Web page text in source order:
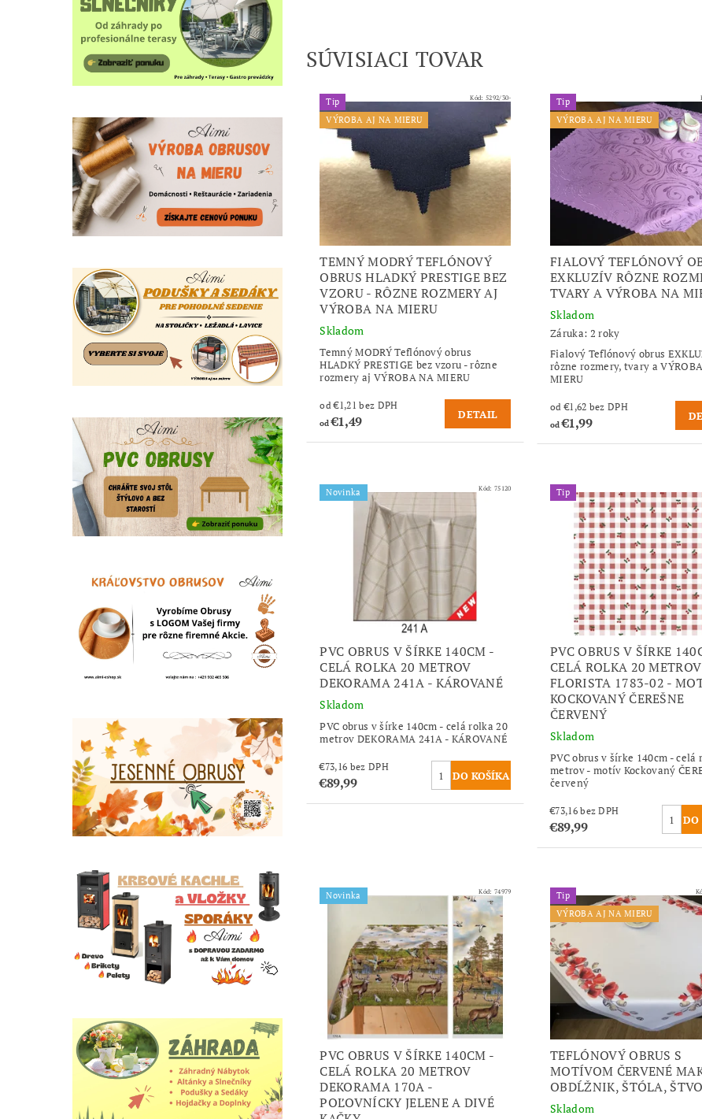
SÚVISIACI TOVAR
Tip
VÝROBA AJ NA MIERU
Kód: 5292/30-
TEMNÝ MODRÝ TEFLÓNOVÝ
OBRUS HLADKÝ PRESTIGE BEZ
VZORU - RÔZNE ROZMERY AJ
VÝROBA NA MIERU
Skladom
Temný MODRÝ Teflónový obrus
HLADKÝ PRESTIGE bez vzoru - rôzne
rozmery aj VÝROBA NA MIERU
od €1,21 bez DPH
od€1,49 DETAIL
Tip
VÝROBA AJ NA MIERU
FIALOVÝ TEFLÓNOVÝ
EXKLUZÍV RÔZNE
TVARY A VÝROBA NA
Skladom
Záruka: 2 roky
Fialový Teflónový obrus
rôzne rozmery, tvary a
MIERU
od €1,62 bez DPH
od€1,99
Novinka Kód: 75120
PVC OBRUS V ŠÍRKE 140CM -
CELÁ ROLKA 20 METROV
DEKORAMA 241A - KÁROVANÉ
Skladom
PVC obrus v šírke 140cm - celá rolka 20
metrov DEKORAMA 241A - KÁROVANÉ
€73,16 bez DPH
€89,99
Tip
PVC OBRUS V ŠÍRKE
CELÁ ROLKA 20 METROV
FLORISTA 1783-02 -
KOCKOVANÝ ČEREŠNE
ČERVENÝ
Skladom
PVC obrus v šírke 140cm - celá
metrov - motív Kockovaný
červený
€73,16 bez DPH
€89,99
Novinka Kód: 74979
PVC OBRUS V ŠÍRKE 140CM -
CELÁ ROLKA 20 METROV
DEKORAMA 170A -
POĽOVNÍCKY JELENE A DIVÉ
Tip
VÝROBA AJ NA MIERU
TEFLÓNOVÝ OBRUS S
MOTÍVOM ČERVENÉ
OBDĹŽNIK, ŠTÓLA,
Skladom